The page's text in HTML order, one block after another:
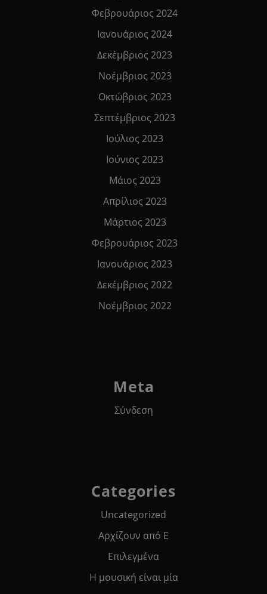
Φεβρουάριος 2024
Ιανουάριος 2024
Δεκέμβριος 2023
Νοέμβριος 2023
Οκτώβριος 2023
Σεπτέμβριος 2023
Ιούλιος 2023
Ιούνιος 2023
Μάιος 2023
Απρίλιος 2023
Μάρτιος 2023
Φεβρουάριος 2023
Ιανουάριος 2023
Δεκέμβριος 2022
Νοέμβριος 2022
Meta
Σύνδεση
Categories
Uncategorized
Αρχίζουν από Ε
Επιλεγμένα
Η μουσική είναι μία